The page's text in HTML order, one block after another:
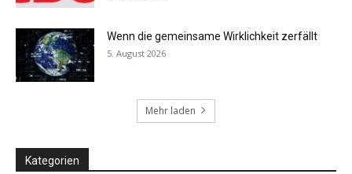
Wenn die gemeinsame Wirklichkeit zerfällt
5. August 2026
Mehr laden
Kategorien